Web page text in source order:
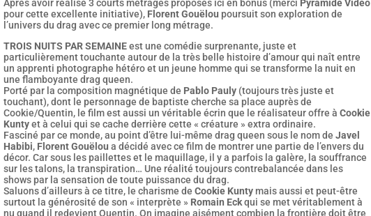
Après avoir réalisé 3 courts métrages proposés ici en bonus (merci Pyramide Vidéo
pour cette excellente initiative), Florent Gouëlou poursuit son exploration de
l’univers du drag avec ce premier long métrage.
TROIS NUITS PAR SEMAINEest une comédie surprenante, juste et
particulièrement touchante autour de la très belle histoire d’amour qui naît entre
un apprenti photographe hétéro et un jeune homme qui se transforme la nuit en
une flamboyante drag queen.
Porté par la composition magnétique de Pablo Pauly(toujours très juste et
touchant), dont le personnage de baptiste cherche sa place auprès de
Cookie/Quentin, le film est aussi un véritable écrin que le réalisateur offre à Cookie
Kuntyet à celui qui se cache derrière cette « créature » extra ordinaire.
Fasciné par ce monde, au point d’être lui-même drag queen sous le nom de Javel
Habibi, Florent Gouëlou a décidé avec ce film de montrer une partie de l’envers du
décor. Car sous les paillettes et le maquillage, il y a parfois la galère, la souffrance
sur les talons, la transpiration… Une réalité toujours contrebalancée dans les
shows par la sensation de toute puissance du drag.
Saluons d’ailleurs à ce titre, le charisme de Cookie Kuntymais aussi et peut-être
surtout la générosité de son « interprète » Romain Eckqui se met véritablement à
nu quand il redevient Quentin. On imagine aisément combien la frontière doit être